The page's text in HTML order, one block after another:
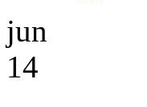
jun
14